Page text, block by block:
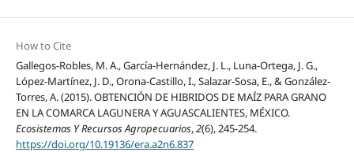
How to Cite
Gallegos-Robles, M. A., García-Hernández, J. L., Luna-Ortega, J. G.,
López-Martínez, J. D., Orona-Castillo, I., Salazar-Sosa, E., & González-
Torres, A. (2015). OBTENCIÓN DE HIBRIDOS DE MAÍZ PARA GRANO
EN LA COMARCA LAGUNERA Y AGUASCALIENTES, MÉXICO.
Ecosistemas Y Recursos Agropecuarios,2(6), 245-254.
https://doi.org/10.19136/era.a2n6.837